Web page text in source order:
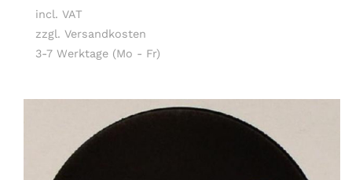
incl. VAT
zzgl. Versandkosten
3-7 Werktage (Mo - Fr)